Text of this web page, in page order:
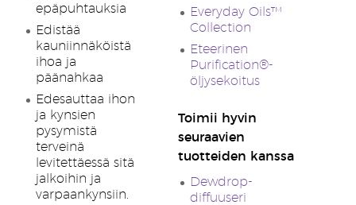
epäpuhtauksia
Edistää
kauniinnäköistä
ihoa ja
päänahkaa
Edesauttaa ihon
ja kynsien
pysymistä
terveinä
levitettäessä sitä
jalkoihin ja
varpaankynsiin.
Everyday Oils™
Collection
Eteerinen
Purification®-
öljysekoitus
Toimii hyvin
seuraavien
tuotteiden kanssa
Dewdrop-
diffuuseri